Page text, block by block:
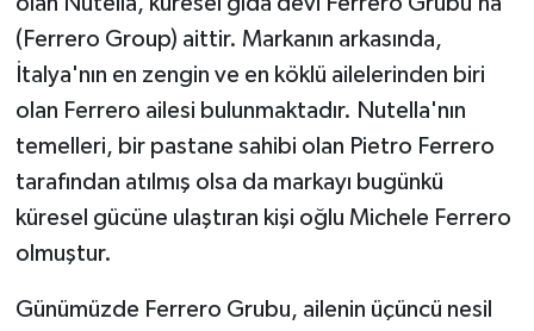
(Ferrero Group) aittir. Markanın arkasında,
İtalya'nın en zengin ve en köklü ailelerinden biri
olan Ferrero ailesi bulunmaktadır. Nutella'nın
temelleri, bir pastane sahibi olan Pietro Ferrero
tarafından atılmış olsa da markayı bugünkü
küresel gücüne ulaştıran kişi oğlu Michele Ferrero
olmuştur.
Günümüzde Ferrero Grubu, ailenin üçüncü nesil